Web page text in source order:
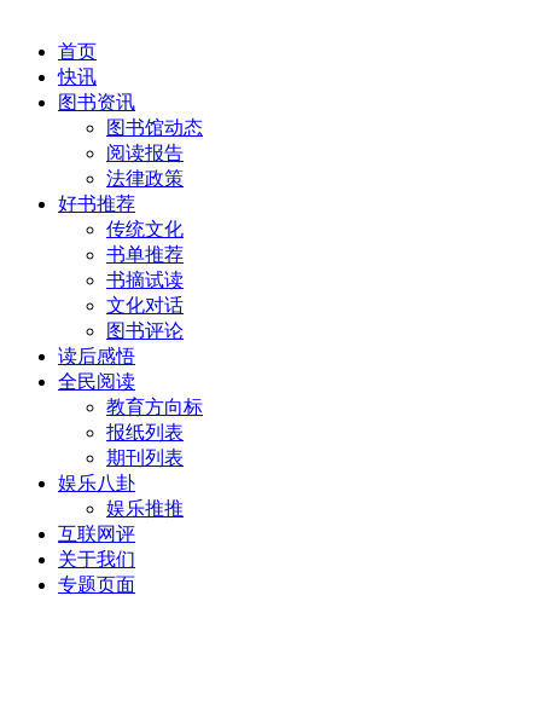
首页
快讯
图书资讯
图书馆动态
阅读报告
法律政策
好书推荐
传统文化
书单推荐
书摘试读
文化对话
图书评论
读后感悟
全民阅读
教育方向标
报纸列表
期刊列表
娱乐八卦
娱乐推推
互联网评
关于我们
专题页面